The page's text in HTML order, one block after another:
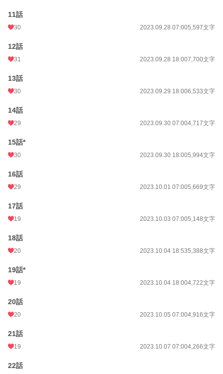
11話
30 2023.09.28 07:005,597文字
12話
31 2023.09.28 18:007,700文字
13話
30 2023.09.29 18:006,533文字
14話
29 2023.09.30 07:004,717文字
15話*
30 2023.09.30 18:005,994文字
16話
29 2023.10.01 07:005,669文字
17話
19 2023.10.03 07:005,148文字
18話
20 2023.10.04 18:535,388文字
19話*
19 2023.10.04 18:004,722文字
20話
20 2023.10.05 07:004,916文字
21話
19 2023.10.07 07:004,266文字
22話